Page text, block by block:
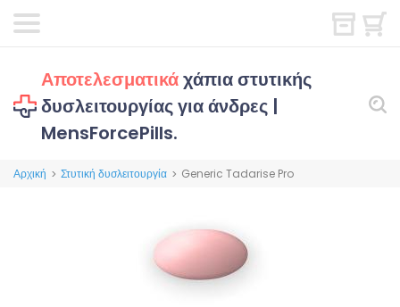
Αποτελεσματικάχάπια στυτικής
δυσλειτουργίας για άνδρες |
MensForcePills.
Αρχική > Στυτική δυσλειτουργία > Generic Tadarise Pro